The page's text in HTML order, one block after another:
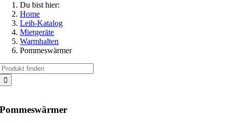
Du bist hier:
Home
Leih-Katalog
Mietgeräte
Warmhalten
Pommeswärmer
Pommeswärmer